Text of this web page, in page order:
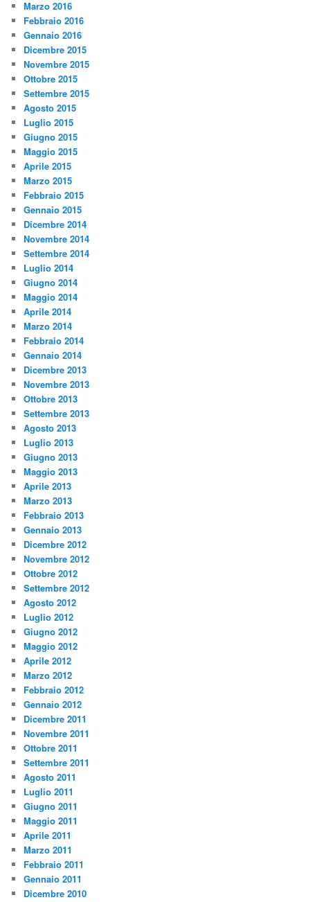
Marzo 2016
Febbraio 2016
Gennaio 2016
Dicembre 2015
Novembre 2015
Ottobre 2015
Settembre 2015
Agosto 2015
Luglio 2015
Giugno 2015
Maggio 2015
Aprile 2015
Marzo 2015
Febbraio 2015
Gennaio 2015
Dicembre 2014
Novembre 2014
Settembre 2014
Luglio 2014
Giugno 2014
Maggio 2014
Aprile 2014
Marzo 2014
Febbraio 2014
Gennaio 2014
Dicembre 2013
Novembre 2013
Ottobre 2013
Settembre 2013
Agosto 2013
Luglio 2013
Giugno 2013
Maggio 2013
Aprile 2013
Marzo 2013
Febbraio 2013
Gennaio 2013
Dicembre 2012
Novembre 2012
Ottobre 2012
Settembre 2012
Agosto 2012
Luglio 2012
Giugno 2012
Maggio 2012
Aprile 2012
Marzo 2012
Febbraio 2012
Gennaio 2012
Dicembre 2011
Novembre 2011
Ottobre 2011
Settembre 2011
Agosto 2011
Luglio 2011
Giugno 2011
Maggio 2011
Aprile 2011
Marzo 2011
Febbraio 2011
Gennaio 2011
Dicembre 2010